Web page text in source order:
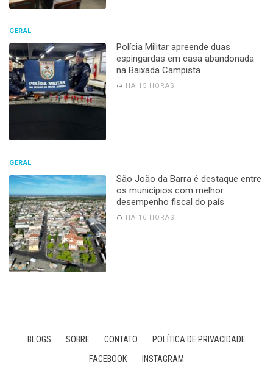
GERAL
Polícia Militar apreende duas
espingardas em casa abandonada
na Baixada Campista
HÁ 15 HORAS
GERAL
São João da Barra é destaque entre
os municípios com melhor
desempenho fiscal do país
HÁ 16 HORAS
BLOGS SOBRE CONTATO
POLÍTICA DE PRIVACIDADE
FACEBOOK
INSTAGRAM